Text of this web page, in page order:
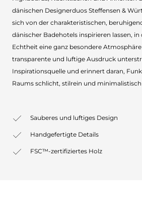
dänischen Designerduos Steffensen &
sich von der charakteristischen,
dänischer Badehotels inspirieren lassen,
Echtheit eine ganz besondere
transparente und luftige Ausdruck
Inspirationsquelle und erinnert daran,
Raums schlicht, stilrein und minimalistisch
Sauberes und luftiges Design
Handgefertigte Details
FSC™-zertifiziertes Holz